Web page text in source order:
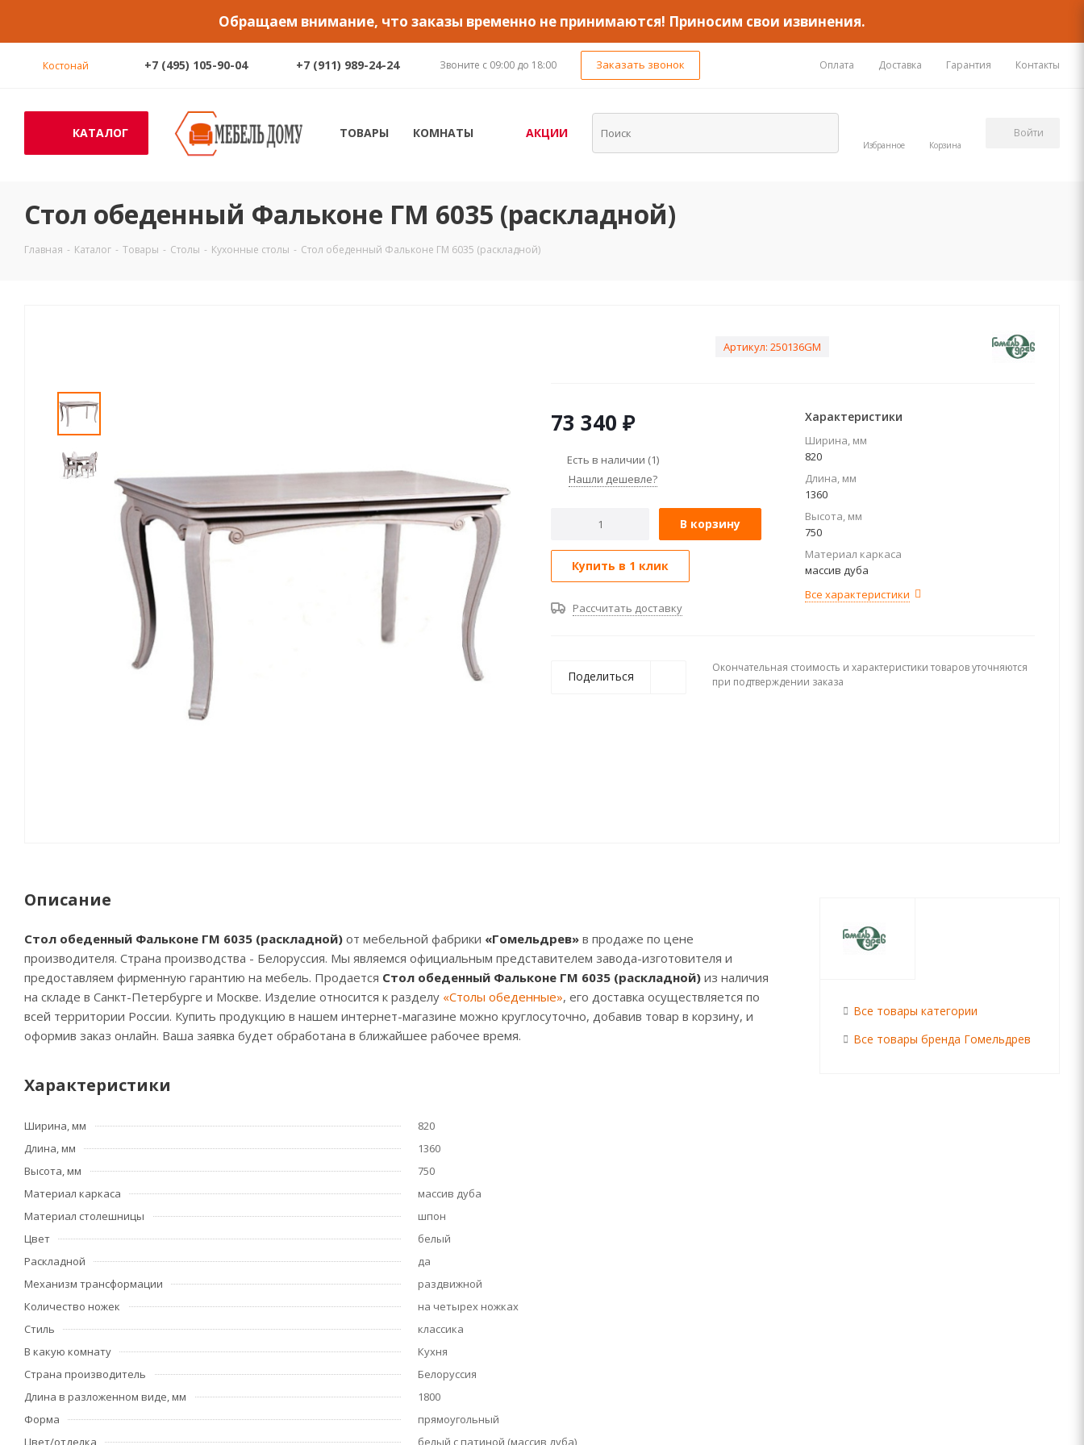
Обращаем внимание, что заказы временно не принимаются! Приносим свои извинения.
Костонай +7 (495) 105-90-04 +7 (911) 989-24-24 Звоните с 09:00 до 18:00 Заказать звонок Оплата Доставка Гарантия Контакты
КАТАЛОГ ТОВАРЫ КОМНАТЫ АКЦИИ
Избранное Корзина
Войти
Стол обеденный Фальконе ГМ 6035 (раскладной)
Главная - Каталог - Товары - Столы - Кухонные столы - Стол обеденный Фальконе ГМ 6035 (раскладной)
Артикул: 250136GM
73 340 ₽
Есть в наличии (1)
Нашли дешевле?
В корзину
Купить в 1 клик
Рассчитать доставку
Характеристики
Ширина, мм
820
Длина, мм
1360
Высота, мм
750
Материал каркаса
массив дуба
Все характеристики
Поделиться
Окончательная стоимость и характеристики товаров уточняются
при подтверждении заказа
Описание
Стол обеденный Фальконе ГМ 6035 (раскладной) от мебельной фабрики «Гомельдрев» в продаже по цене
производителя. Страна производства - Белоруссия. Мы являемся официальным представителем завода-изготовителя и
предоставляем фирменную гарантию на мебель. Продается Стол обеденный Фальконе ГМ 6035 (раскладной) из наличия
на складе в Санкт-Петербурге и Москве. Изделие относится к разделу «Столы обеденные», его доставка осуществляется по
всей территории России. Купить продукцию в нашем интернет-магазине можно круглосуточно, добавив товар в корзину, и
оформив заказ онлайн. Ваша заявка будет обработана в ближайшее рабочее время.
Характеристики
Ширина, мм
820
Длина, мм
1360
Высота, мм
750
Материал каркаса
массив дуба
Материал столешницы
шпон
Цвет
белый
Раскладной
да
Механизм трансформации
раздвижной
Количество ножек
на четырех ножках
Стиль
классика
В какую комнату
Кухня
Страна производитель
Белоруссия
Длина в разложенном виде, мм
1800
Форма
прямоугольный
Цвет/отделка
белый с патиной (массив дуба)
Все товары категории
Все товары бренда Гомельдрев